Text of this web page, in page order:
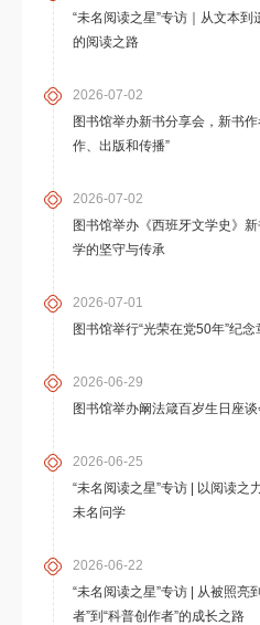
“未名阅读之星”专访｜从文本
的阅读之路
2026-07-02
图书馆举办新书分享会，新书
作、出版和传播”
2026-07-02
图书馆举办《西班牙文学史》
学的坚守与传承
2026-07-01
图书馆举行“光荣在党50年”纪
2026-06-29
图书馆举办阚法箴百岁生日座
2026-06-25
“未名阅读之星”专访 | 以阅读
未名问学
2026-06-22
“未名阅读之星”专访 | 从被照
者”到“科普创作者”的成长之路